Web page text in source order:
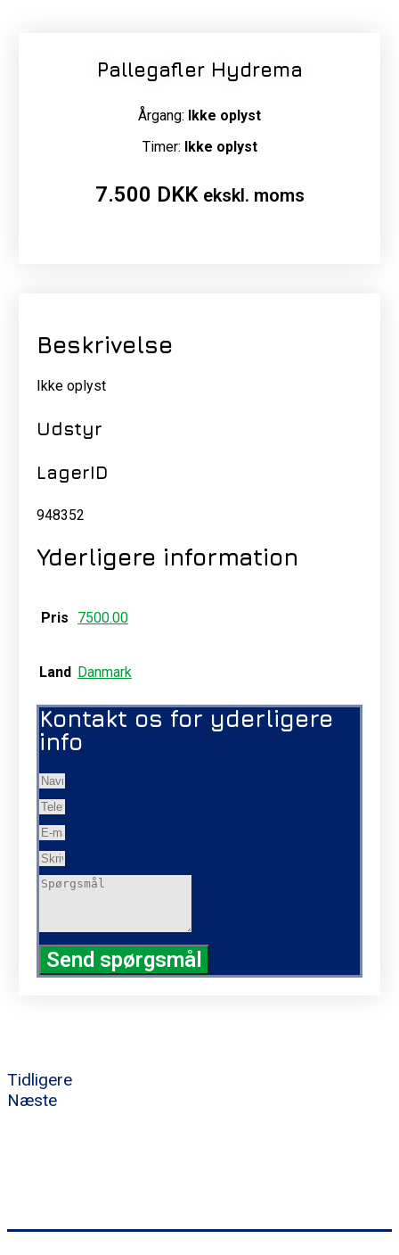
Pallegafler Hydrema
Årgang: Ikke oplyst
Timer: Ikke oplyst
7.500 DKK ekskl. moms
Beskrivelse
Ikke oplyst
Udstyr
LagerID
948352
Yderligere information
Pris 7500.00
Land Danmark
Kontakt os for yderligere
info
Send spørgsmål
Tidligere
Næste